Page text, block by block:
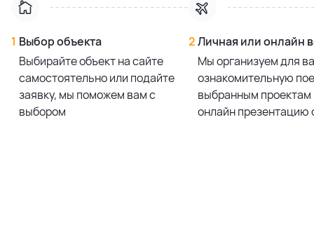
37.0 м²
Смотреть все предложения
1 Выбор объекта
Выбирайте объект на сайте
самостоятельно или подайте
заявку, мы поможем вам с
выбором
2Личная или онлайн
Мы организуем для
ознакомительную
выбранным проектам
онлайн презентацию